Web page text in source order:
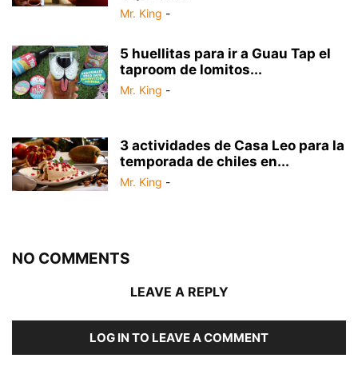
Mr. King -
5 huellitas para ir a Guau Tap el
taproom de lomitos...
Mr. King -
3 actividades de Casa Leo para la
temporada de chiles en...
Mr. King -
NO COMMENTS
LEAVE A REPLY
LOG IN TO LEAVE A COMMENT